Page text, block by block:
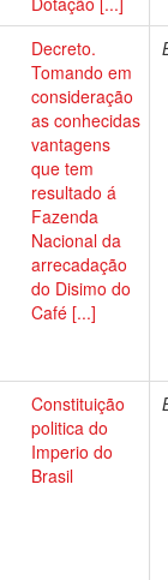
Decreto.
Tomando em
consideração
as conhecidas
vantagens
que tem
resultado á
Fazenda
Nacional da
arrecadação
do Disimo do
Café [...]
Constituição
politica do
Imperio do
Brasil